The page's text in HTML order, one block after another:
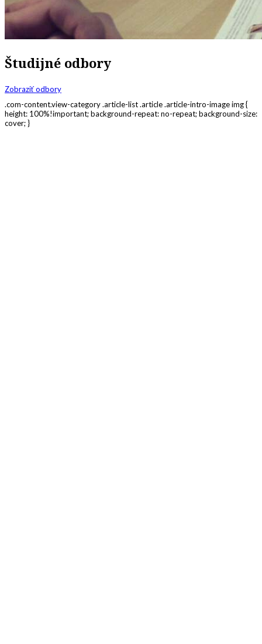
Študijné odbory
Zobraziť odbory
.com-content.view-category .article-list .article .article-intro-image img {
height: 100%!important; background-repeat: no-repeat; background-size:
cover; }